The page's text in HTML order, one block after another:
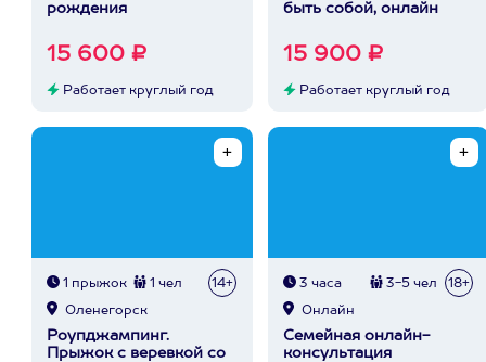
рождения
15 600 ₽
Работает круглый год
быть собой, онлайн
15 900 ₽
Работает круглый год
1 прыжок 1 чел 14+
Оленегорск
Роупджампинг.
Прыжок с веревкой со
3 часа 3-5 чел 18+
Онлайн
Семейная онлайн-
консультация